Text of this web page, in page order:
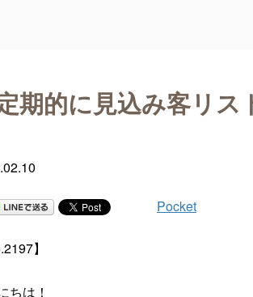
期的に見込み客リス
Pocket
】
ちは！